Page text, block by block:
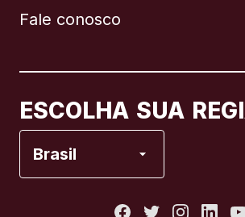
Fale conosco
ESCOLHA SUA
Brasil